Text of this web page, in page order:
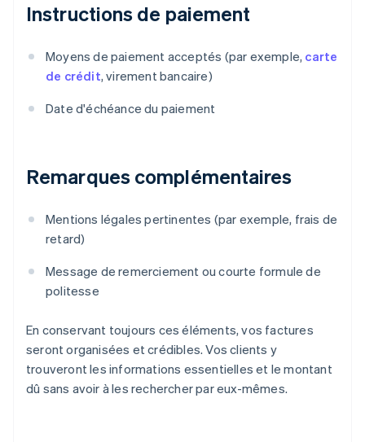
Instructions de paiement
Moyens de paiement acceptés (par exemple, carte
de crédit, virement bancaire)
Date d'échéance du paiement
Remarques complémentaires
Mentions légales pertinentes (par exemple, frais de
retard)
Message de remerciement ou courte formule de
politesse
En conservant toujours ces éléments, vos factures
seront organisées et crédibles. Vos clients y
trouveront les informations essentielles et le montant
dû sans avoir à les rechercher par eux-mêmes.